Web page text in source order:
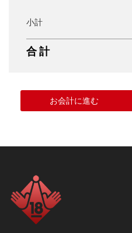
小計
合 計
お会計に進む